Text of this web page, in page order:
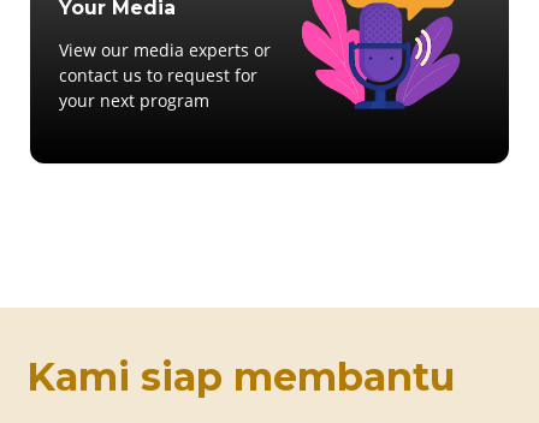
Your Media
View our media experts or
contact us to request for
your next program
Kami siap membantu